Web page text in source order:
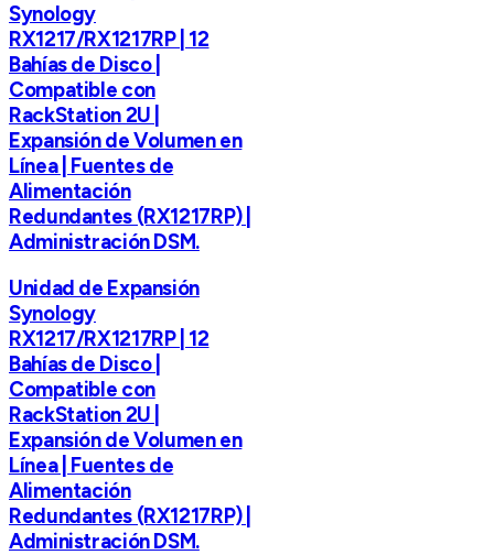
Synology
RX1217/RX1217RP | 12
Bahías de Disco |
Compatible con
RackStation 2U |
Expansión de Volumen en
Línea | Fuentes de
Alimentación
Redundantes (RX1217RP) |
Administración DSM.
Unidad de Expansión
Synology
RX1217/RX1217RP | 12
Bahías de Disco |
Compatible con
RackStation 2U |
Expansión de Volumen en
Línea | Fuentes de
Alimentación
Redundantes (RX1217RP) |
Administración DSM.